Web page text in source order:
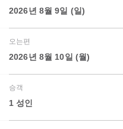
2026년 8월 9일 (일)
오는편
2026년 8월 10일 (월)
승객
1 성인